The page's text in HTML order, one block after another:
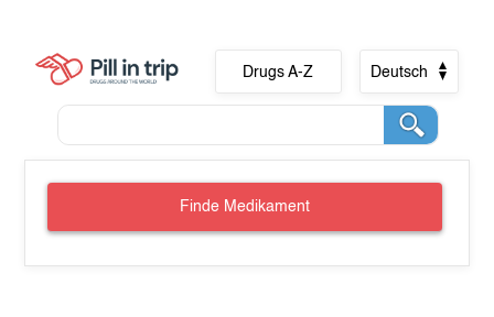
Drugs A-Z Deutsch
Finde Medikament